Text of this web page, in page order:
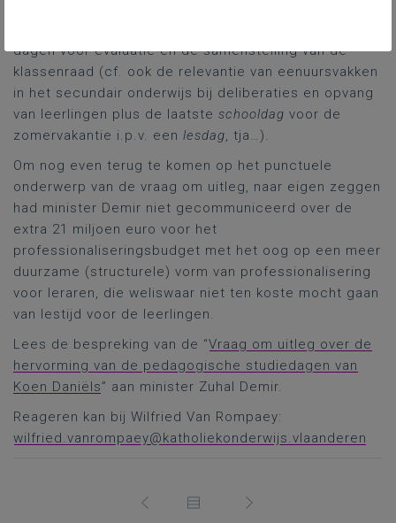
dagen voor evaluatie en de samenstelling van de
klassenraad (cf. ook de relevantie van eenuursvakken
in het secundair onderwijs bij deliberaties en opvang
van leerlingen plus de laatste schooldag voor de
zomervakantie i.p.v. een lesdag, tja…).
Om nog even terug te komen op het punctuele
onderwerp van de vraag om uitleg, naar eigen zeggen
had minister Demir niet gecommuniceerd over de
extra 21 miljoen euro voor het
professionaliseringsbudget met het oog op een meer
duurzame (structurele) vorm van professionalisering
voor leraren, die weliswaar niet ten koste mocht gaan
van lestijd voor de leerlingen.
Lees de bespreking van de “Vraag om uitleg over de
hervorming van de pedagogische studiedagen van
Koen Daniëls” aan minister Zuhal Demir.
Reageren kan bij Wilfried Van Rompaey:
wilfried.vanrompaey@katholiekonderwijs.vlaanderen